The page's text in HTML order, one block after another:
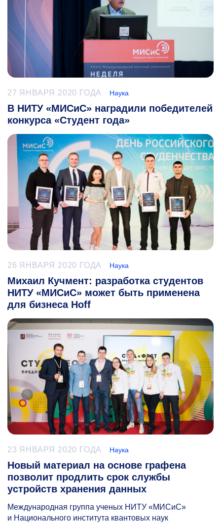
27 ЯНВАРЯ 2020 ГОДА Наука
В НИТУ «МИСиС» наградили победителей
конкурса «Студент года»
26 ЯНВАРЯ 2020 ГОДА Наука
Михаил Кучмент: разработка студентов
НИТУ «МИСиС» может быть применена
для бизнеса Hoff
23 ЯНВАРЯ 2020 ГОДА Наука
Новый материал на основе графена
позволит продлить срок службы
устройств хранения данных
Международная группа ученых НИТУ «МИСиС»
и Национального института квантовых наук